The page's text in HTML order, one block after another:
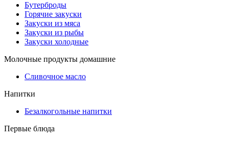
Бутерброды
Горячие закуски
Закуски из мяса
Закуски из рыбы
Закуски холодные
Молочные продукты домашние
Сливочное масло
Напитки
Безалкогольные напитки
Первые блюда